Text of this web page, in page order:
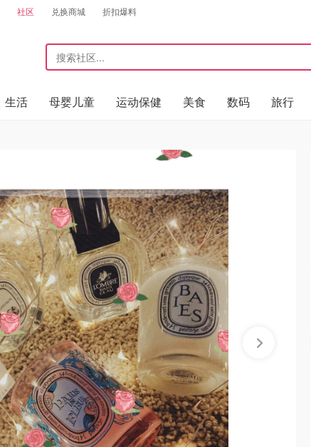
社区 兑换商城 折扣爆料
生活 母婴儿童 运动保健 美食 数码 旅行